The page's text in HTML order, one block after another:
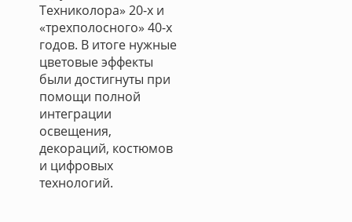
Техниколора» 20-х и
«трехполосного» 40-х
годов. В итоге нужные
цветовые эффекты
были достигнуты при
помощи полной
интеграции
освещения,
декораций, костюмов
и цифровых
технологий.